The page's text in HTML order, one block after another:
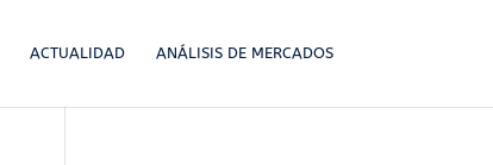
ACTUALIDAD ANÁLISIS DE MERCADOS